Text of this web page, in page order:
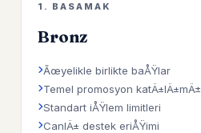
1. BASAMAK
Bronz
Ãœyelikle birlikte baÅŸlar
Temel promosyon katÄ±lÄ±mÄ±
Standart iÅŸlem limitleri
CanlÄ± destek eriÅŸimi